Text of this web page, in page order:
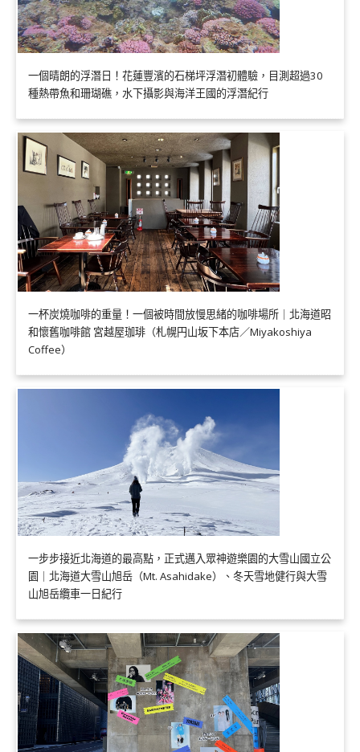
一個晴朗的浮潛日！花蓮豐濱的石梯坪浮潛初體驗，目測超過30
種熱帶魚和珊瑚礁，水下攝影與海洋王國的浮潛紀行
一杯炭燒咖啡的重量！一個被時間放慢思緒的咖啡場所｜北海道昭
和懷舊咖啡館 宮越屋珈琲（札幌円山坂下本店／Miyakoshiya
Coffee）
一步步接近北海道的最高點，正式邁入眾神遊樂園的大雪山國立公
園｜北海道大雪山旭岳（Mt. Asahidake）、冬天雪地健行與大雪
山旭岳纜車一日紀行